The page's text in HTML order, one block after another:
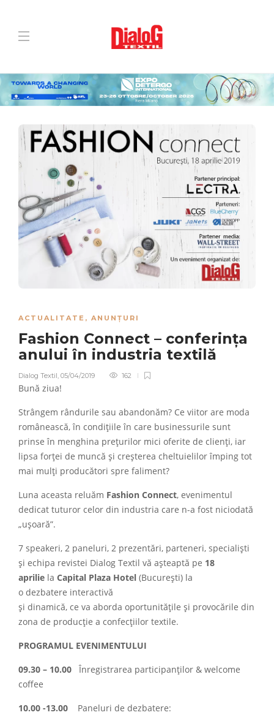
ACTUALITATE , ANUNȚURI
Fashion Connect – conferința
anului în industria textilă
Dialog Textil, 05/04/2019 162
Bună ziua!
Strângem rândurile sau abandonăm? Ce viitor are moda
românească, în condițiile în care businessurile sunt
prinse în menghina prețurilor mici oferite de clienți, iar
lipsa forței de muncă și creșterea cheltuielilor împing tot
mai mulți producători spre faliment?
Luna aceasta reluăm Fashion Connect, evenimentul
dedicat tuturor celor din industria care n-a fost niciodată
„ușoară”.
7 speakeri, 2 paneluri, 2 prezentări, parteneri, specialiști
și echipa revistei Dialog Textil vă așteaptă pe 18
aprilie la Capital Plaza Hotel (București) la
o dezbatere interactivă
și dinamică, ce va aborda oportunitățile și provocările din
zona de producție a confecțiilor textile.
PROGRAMUL EVENIMENTULUI
09.30 – 10.00
Înregistrarea participanților & welcome
coffee
10.00 -13.00 Paneluri de dezbatere: